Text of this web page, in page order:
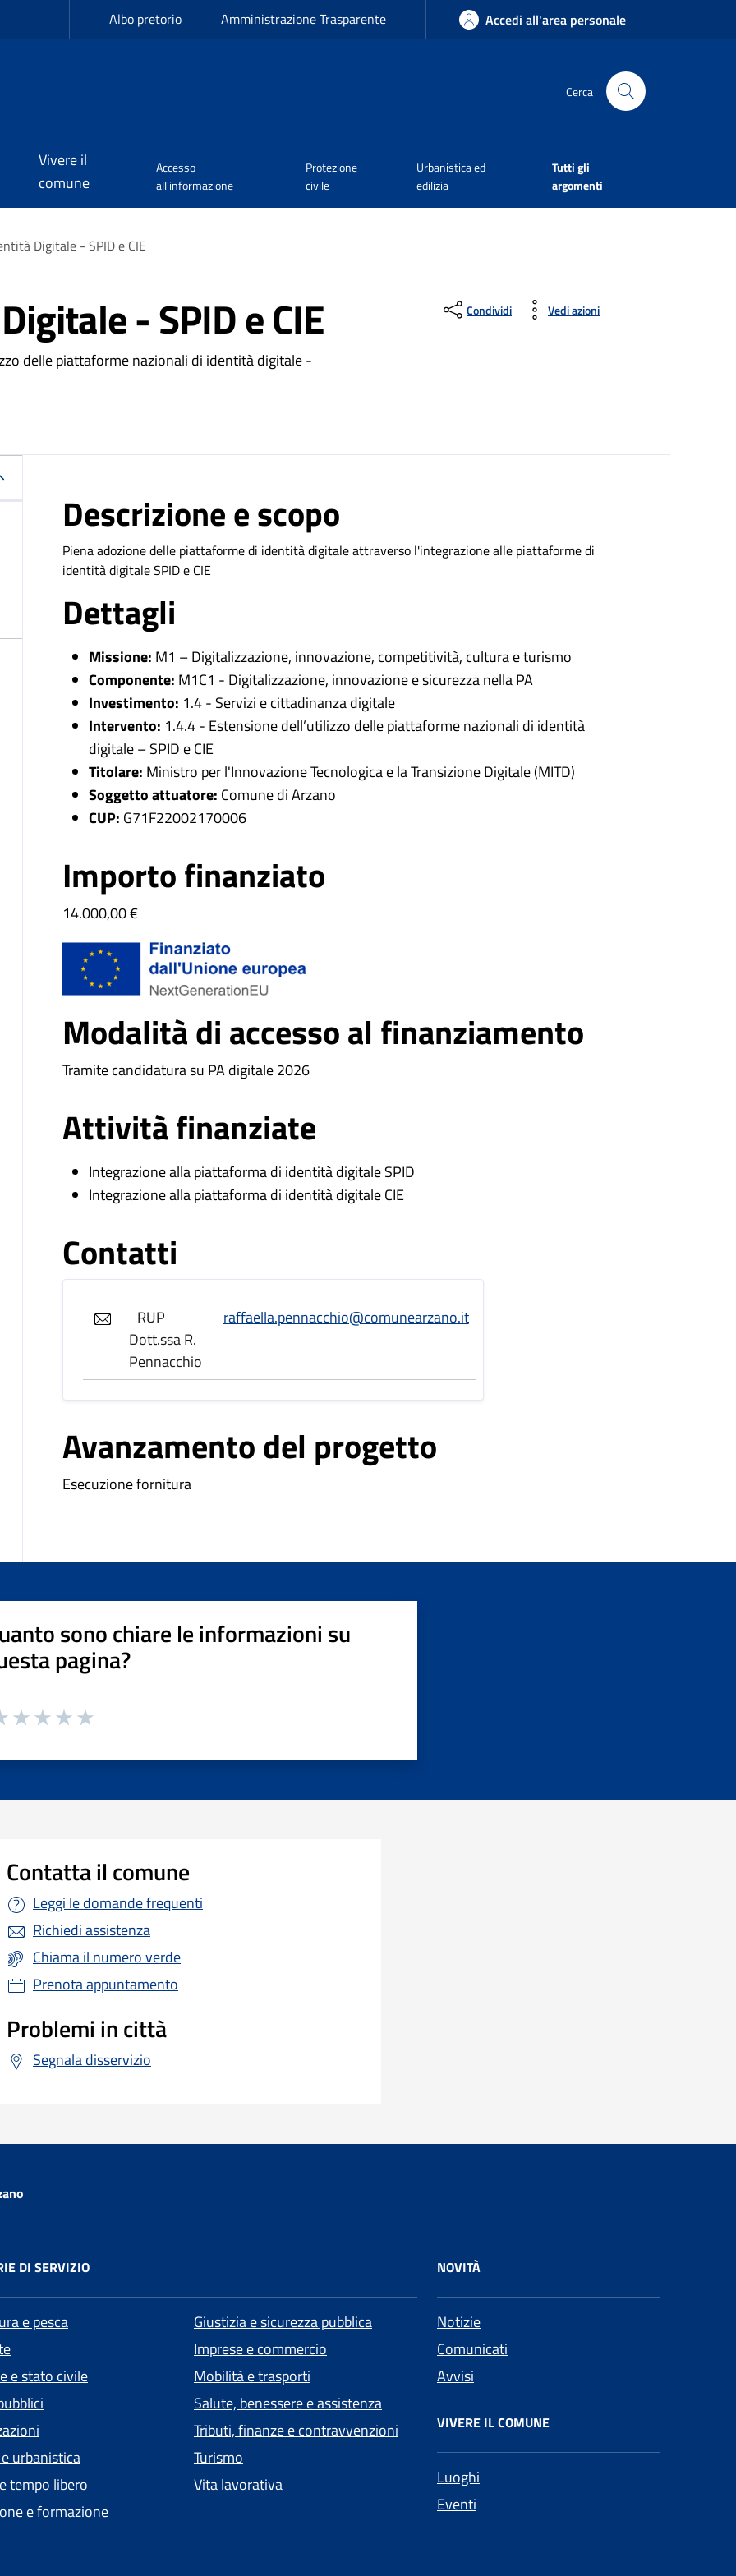
Albo pretorio Amministrazione Trasparente Accedi all'area personale
Cerca
Vivere il
comune
Accesso
all'informazione
Protezione
civile
Urbanistica ed
edilizia
Tutti gli
argomenti
Digitale - SPID e CIE
- SPID e CIE
delle piattaforme nazionali di identità digitale -
Condividi Vedi azioni
Descrizione e scopo
Piena adozione delle piattaforme di identità digitale attraverso l'integrazione alle piattaforme di
identità digitale SPID e CIE
Dettagli
Missione: M1 – Digitalizzazione, innovazione, competitività, cultura e turismo
Componente: M1C1 - Digitalizzazione, innovazione e sicurezza nella PA
Investimento: 1.4 - Servizi e cittadinanza digitale
Intervento: 1.4.4 - Estensione dell’utilizzo delle piattaforme nazionali di identità
digitale – SPID e CIE
Titolare: Ministro per l'Innovazione Tecnologica e la Transizione Digitale (MITD)
Soggetto attuatore: Comune di Arzano
CUP: G71F22002170006
Importo finanziato
14.000,00 €
Modalità di accesso al finanziamento
Tramite candidatura su PA digitale 2026
Attività finanziate
Integrazione alla piattaforma di identità digitale SPID
Integrazione alla piattaforma di identità digitale CIE
Contatti
RUP
Dott.ssa R.
Pennacchio
raffaella.pennacchio@comunearzano.it
Avanzamento del progetto
Esecuzione fornitura
sono chiare le informazioni su
pagina?
Contatta il comune
Leggi le domande frequenti
Richiedi assistenza
Chiama il numero verde
Prenota appuntamento
Problemi in città
Segnala disservizio
DI SERVIZIO
e pesca
e stato civile
urbanistica
tempo libero
e formazione
Giustizia e sicurezza pubblica
Imprese e commercio
Mobilità e trasporti
Salute, benessere e assistenza
Tributi, finanze e contravvenzioni
Turismo
Vita lavorativa
NOVITÀ
Notizie
Comunicati
Avvisi
VIVERE IL COMUNE
Luoghi
Eventi